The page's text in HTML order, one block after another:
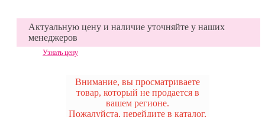
Актуальную цену и наличие уточняйте у наших
менеджеров
Узнать цену
Внимание, вы просматриваете
товар, который не продается в
вашем регионе.
Пожалуйста, перейдите в каталог,